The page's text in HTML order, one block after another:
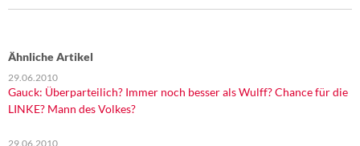
Ähnliche Artikel
29.06.2010
Gauck: Überparteilich? Immer noch besser als Wulff? Chance für die
LINKE? Mann des Volkes?
29.06.2010